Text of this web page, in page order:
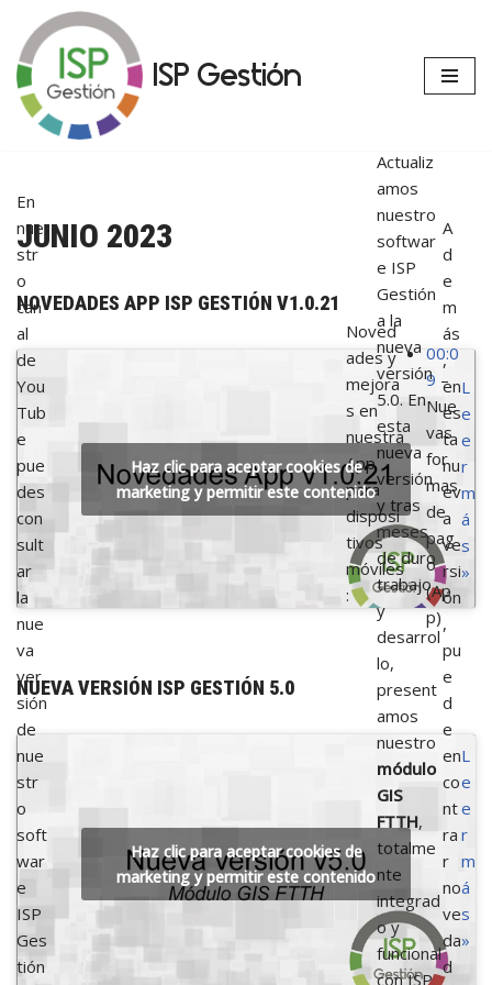
Saltar
al
contenido
ISP Gestión
JUNIO 2023
NOVEDADES APP ISP GESTIÓN V1.0.21
Noved
ades y
mejora
s en
nuestra
App
para
disposi
tivos
móviles
:
00:0
9 –
Nue
vas
for
mas
de
pag
o
(Ap
p)
L
e
e
r
m
á
s
»
Haz clic para aceptar cookies de
marketing y permitir este contenido
NUEVA VERSIÓN ISP GESTIÓN 5.0
En
nue
str
o
can
al
de
You
Tub
e
pue
des
con
sult
ar
la
nue
va
ver
sión
de
nue
str
o
soft
war
e
ISP
Ges
tión
Actualiz
amos
nuestro
softwar
e ISP
Gestión
a la
nueva
versión
5.0. En
esta
nueva
versión
y tras
meses
de duro
trabajo
y
desarrol
lo,
present
amos
nuestro
módulo
GIS
FTTH,
totalme
nte
integrad
o y
funcional
con ISP
A
d
e
m
ás
,
en
es
ta
nu
ev
a
ve
rsi
ón
,
pu
e
d
e
en
co
nt
ra
r
no
ve
da
d
L
e
e
r
m
á
s
»
Haz clic para aceptar cookies de
marketing y permitir este contenido